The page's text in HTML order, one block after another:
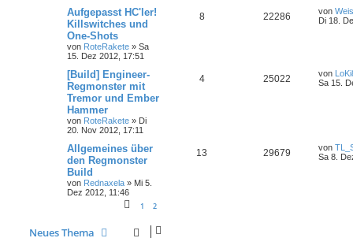
Aufgepasst HC'ler!
Killswitches und
One-Shots
von RoteRakete » Sa
15. Dez 2012, 17:51
8 22286 von
Di 18.
[Build] Engineer-
Regmonster mit
Tremor und Ember
Hammer
von RoteRakete » Di
20. Nov 2012, 17:11
4 25022 von
Sa 15.
Allgemeines über
den Regmonster
Build
von Rednaxela » Mi 5.
Dez 2012, 11:46
1 2
13 29679 von
Sa 8.
Neues Thema